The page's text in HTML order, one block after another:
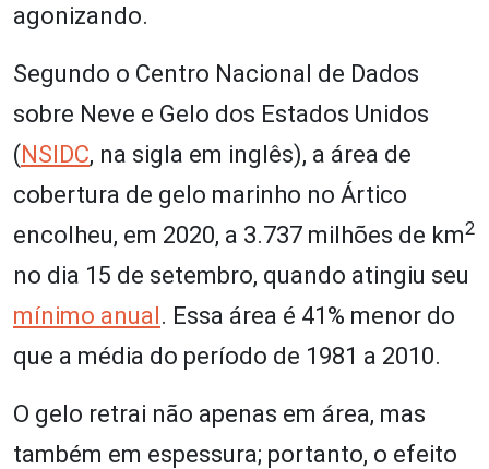
agonizando.
Segundo o Centro Nacional de Dados
sobre Neve e Gelo dos Estados Unidos
(NSIDC, na sigla em inglês), a área de
cobertura de gelo marinho no Ártico
encolheu, em 2020, a 3.737 milhões de km2
no dia 15 de setembro, quando atingiu seu
mínimo anual. Essa área é 41% menor do
que a média do período de 1981 a 2010.
O gelo retrai não apenas em área, mas
também em espessura; portanto, o efeito